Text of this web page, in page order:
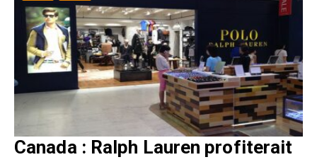
Canada : Ralph Lauren profiterait